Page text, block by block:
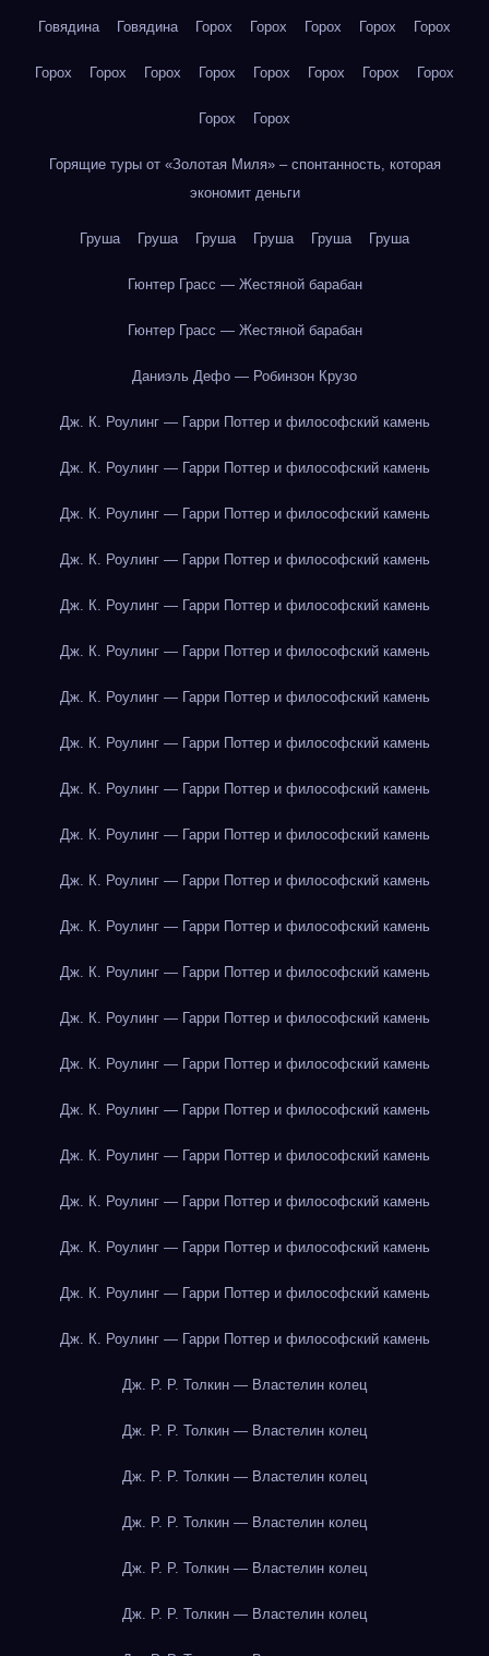
Говядина Говядина Горох Горох Горох Горох Горох
Горох Горох Горох Горох Горох Горох Горох Горох
Горох Горох
Горящие туры от «Золотая Миля» – спонтанность, которая
экономит деньги
Груша Груша Груша Груша Груша Груша
Гюнтер Грасс — Жестяной барабан
Гюнтер Грасс — Жестяной барабан
Даниэль Дефо — Робинзон Крузо
Дж. К. Роулинг — Гарри Поттер и философский камень
Дж. К. Роулинг — Гарри Поттер и философский камень
Дж. К. Роулинг — Гарри Поттер и философский камень
Дж. К. Роулинг — Гарри Поттер и философский камень
Дж. К. Роулинг — Гарри Поттер и философский камень
Дж. К. Роулинг — Гарри Поттер и философский камень
Дж. К. Роулинг — Гарри Поттер и философский камень
Дж. К. Роулинг — Гарри Поттер и философский камень
Дж. К. Роулинг — Гарри Поттер и философский камень
Дж. К. Роулинг — Гарри Поттер и философский камень
Дж. К. Роулинг — Гарри Поттер и философский камень
Дж. К. Роулинг — Гарри Поттер и философский камень
Дж. К. Роулинг — Гарри Поттер и философский камень
Дж. К. Роулинг — Гарри Поттер и философский камень
Дж. К. Роулинг — Гарри Поттер и философский камень
Дж. К. Роулинг — Гарри Поттер и философский камень
Дж. К. Роулинг — Гарри Поттер и философский камень
Дж. К. Роулинг — Гарри Поттер и философский камень
Дж. К. Роулинг — Гарри Поттер и философский камень
Дж. К. Роулинг — Гарри Поттер и философский камень
Дж. К. Роулинг — Гарри Поттер и философский камень
Дж. Р. Р. Толкин — Властелин колец
Дж. Р. Р. Толкин — Властелин колец
Дж. Р. Р. Толкин — Властелин колец
Дж. Р. Р. Толкин — Властелин колец
Дж. Р. Р. Толкин — Властелин колец
Дж. Р. Р. Толкин — Властелин колец